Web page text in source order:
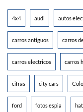
4x4 audi autos
carros antiguos carros
carros electricos carros
cifras city cars
ford fotos espia